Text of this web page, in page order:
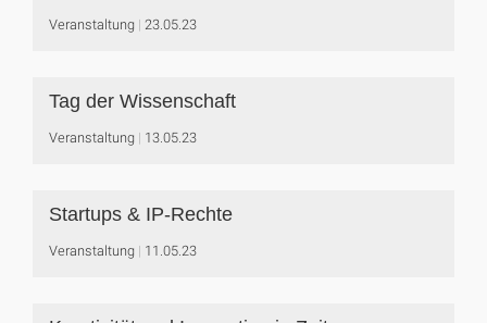
Veranstaltung 23.05.23
Tag der Wissenschaft
Veranstaltung 13.05.23
Startups & IP-Rechte
Veranstaltung 11.05.23